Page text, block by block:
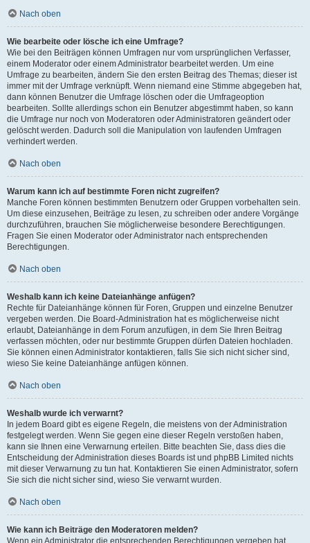
Nach oben
Wie bearbeite oder lösche ich eine Umfrage?
Wie bei den Beiträgen können Umfragen nur vom ursprünglichen Verfasser,
einem Moderator oder einem Administrator bearbeitet werden. Um eine
Umfrage zu bearbeiten, ändern Sie den ersten Beitrag des Themas; dieser ist
immer mit der Umfrage verknüpft. Wenn niemand eine Stimme abgegeben hat,
dann können Benutzer die Umfrage löschen oder die Umfrageoption
bearbeiten. Sollte allerdings schon ein Benutzer abgestimmt haben, so kann
die Umfrage nur noch von Moderatoren oder Administratoren geändert oder
gelöscht werden. Dadurch soll die Manipulation von laufenden Umfragen
verhindert werden.
Nach oben
Warum kann ich auf bestimmte Foren nicht zugreifen?
Manche Foren können bestimmten Benutzern oder Gruppen vorbehalten sein.
Um diese einzusehen, Beiträge zu lesen, zu schreiben oder andere Vorgänge
durchzuführen, brauchen Sie möglicherweise besondere Berechtigungen.
Fragen Sie einen Moderator oder Administrator nach entsprechenden
Berechtigungen.
Nach oben
Weshalb kann ich keine Dateianhänge anfügen?
Rechte für Dateianhänge können für Foren, Gruppen und einzelne Benutzer
vergeben werden. Die Board-Administration hat es möglicherweise nicht
erlaubt, Dateianhänge in dem Forum anzufügen, in dem Sie Ihren Beitrag
verfassen möchten, oder nur bestimmte Gruppen dürfen Dateien hochladen.
Sie können einen Administrator kontaktieren, falls Sie sich nicht sicher sind,
wieso Sie keine Dateianhänge anfügen können.
Nach oben
Weshalb wurde ich verwarnt?
In jedem Board gibt es eigene Regeln, die meistens von der Administration
festgelegt werden. Wenn Sie gegen eine dieser Regeln verstoßen haben,
kann sie Ihnen eine Verwarnung erteilen. Bitte beachten Sie, dass dies die
Entscheidung der Administration dieses Boards ist und phpBB Limited nichts
mit dieser Verwarnung zu tun hat. Kontaktieren Sie einen Administrator, sofern
Sie sich die nicht sicher sind, wieso Sie verwarnt wurden.
Nach oben
Wie kann ich Beiträge den Moderatoren melden?
Wenn ein Administrator die entsprechenden Berechtigungen vergeben hat,